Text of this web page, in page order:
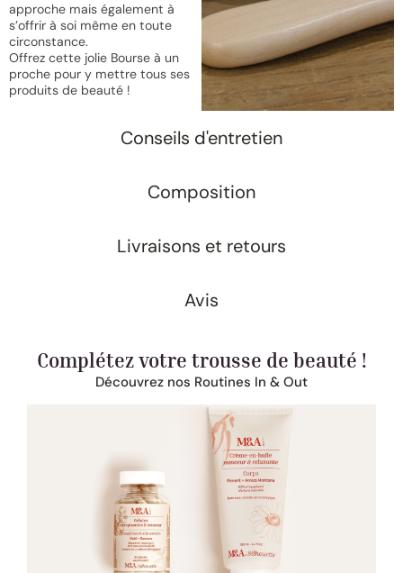
Conseils d'entretien
Composition
Livraisons et retours
Avis
approche mais également à
s’offrir à soi même en toute
circonstance.
Offrez cette jolie Bourse à un
proche pour y mettre tous ses
produits de beauté !
Complétez votre trousse de beauté !
Découvrez nos Routines In & Out